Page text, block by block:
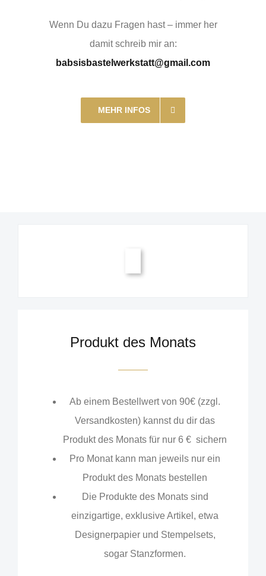
Wenn Du dazu Fragen hast – immer her
damit schreib mir an:
babsisbastelwerkstatt@gmail.com
MEHR INFOS
Produkt des Monats
Ab einem Bestellwert von 90€ (zzgl.
Versandkosten) kannst du dir das
Produkt des Monats für nur 6 € sichern
Pro Monat kann man jeweils nur ein
Produkt des Monats bestellen
Die Produkte des Monats sind
einzigartige, exklusive Artikel, etwa
Designerpapier und Stempelsets,
sogar Stanzformen.